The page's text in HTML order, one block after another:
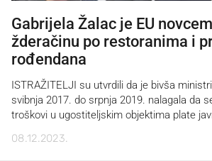
Gabrijela Žalac je EU
žderačinu po restoranima i
rođendana
ISTRAŽITELJI su utvrdili da je bivša
svibnja 2017. do srpnja 2019. nalagala da
troškovi u ugostiteljskim objektima plate
08.12.2023.